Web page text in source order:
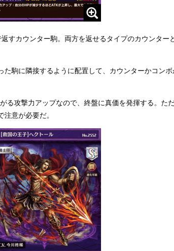
すカウンター駒。両方を返せるタイプのカウンター
駒に隣接するように配置して、カウンターかコン
る攻撃力アップなので、終盤に真価を発揮する。た
意が必要だ。